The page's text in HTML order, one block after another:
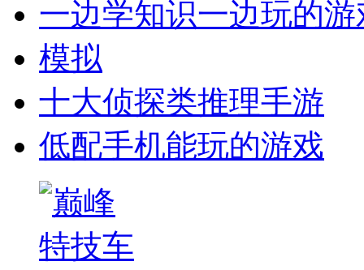
一边学知识一边玩的游
模拟
十大侦探类推理手游
低配手机能玩的游戏